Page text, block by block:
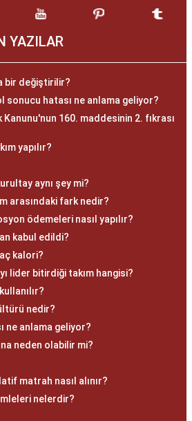
YAZILAR
bir değiştirilir?
sonucu hatası ne anlama geliyor?
Kanunu'nun 160. maddesinin 2. fıkrası
yapılır?
aynı şey mi?
arasındaki fark nedir?
ödemeleri nasıl yapılır?
kabul edildi?
kalori?
lider bitirdiği takım hangisi?
nedir?
ne anlama geliyor?
neden olabilir mi?
matrah nasıl alınır?
nelerdir?